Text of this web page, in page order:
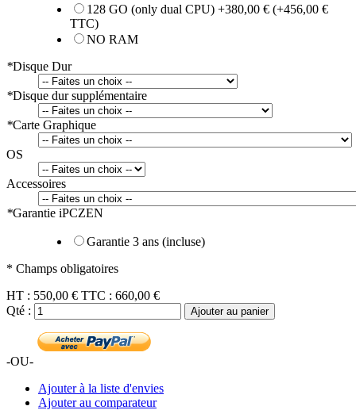
128 GO (only dual CPU) +380,00 € (+456,00 €
TTC)
NO RAM
*Disque Dur
*Disque dur supplémentaire
*Carte Graphique
OS
Accessoires
*Garantie iPCZEN
Garantie 3 ans (incluse)
* Champs obligatoires
HT : 550,00 € TTC : 660,00 €
Qté :
Ajouter au panier
-OU-
Ajouter à la liste d'envies
Ajouter au comparateur